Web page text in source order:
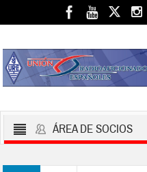
ÁREA DE SOCIOS